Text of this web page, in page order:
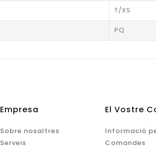
T/XS
PQ
Empresa
Sobre nosaltres
Serveis
El Vostre
Informació
Comandes